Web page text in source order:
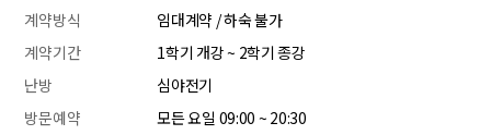
계약방식
임대계약 / 하숙 불가
계약기간
1학기 개강 ~ 2학기 종강
난방
심야전기
방문예약
모든 요일 09:00 ~ 20:30